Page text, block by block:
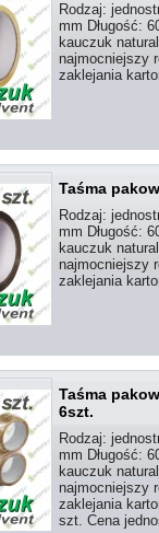
Rodzaj:
mm Długość:
kauczuk
najmocniejszy
zaklejania
Taśma
Rodzaj:
mm Długość:
kauczuk
najmocniejszy
zaklejania
Taśma
6szt.
Rodzaj:
mm Długość:
kauczuk
najmocniejszy
zaklejania
szt. Cena